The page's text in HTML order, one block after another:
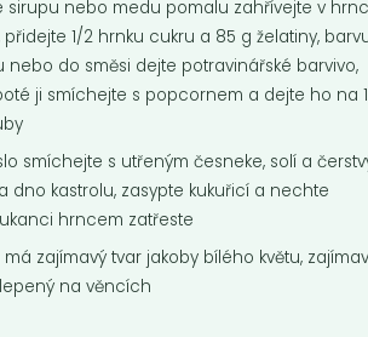
Chia semínka
schopnost...
240Kč/ Kg
sirupu nebo medu pomalu zahřívejte v
1/2 hrnku cukru a 85 g želatiny,
nebo do směsi dejte potravinářské barvivo,
ji smíchejte s popcornem a dejte ho na
smíchejte s utřeným česneke, solí a
dno kastrolu, zasypte kukuřicí a nechte
hrncem zatřeste
zajímavý tvar jakoby bílého květu,
na věncích